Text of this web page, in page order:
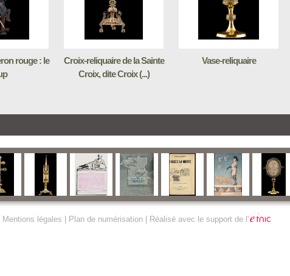
rouge : le
Croix-reliquaire de la Sainte
Croix, dite Croix (...)
Vase-reliquaire
Mentions légales Plan de numérisation| Réalisé avec le support de l'